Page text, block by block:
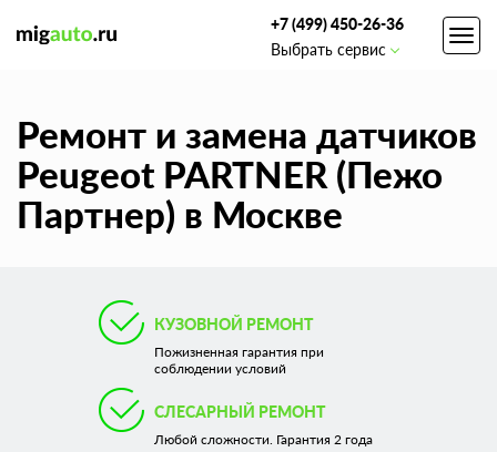
+7 (499) 450-26-36
Выбрать сервис
Ремонт и замена датчиков
Peugeot PARTNER (Пежо
Партнер) в Москве
КУЗОВНОЙ РЕМОНТ
Пожизненная гарантия при
соблюдении условий
СЛЕСАРНЫЙ РЕМОНТ
Любой сложности. Гарантия 2 года